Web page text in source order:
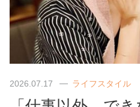
2026.07.17 ライフスタイル